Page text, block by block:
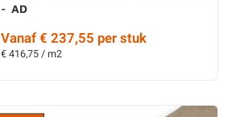
- AD
Vanaf € 237,55 per stuk
€ 416,75 / m2